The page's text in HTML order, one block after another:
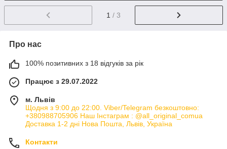
1 / 3
Про нас
100% позитивних з 18 відгуків за рік
Працює з 29.07.2022
м. Львів
Щодня з 9:00 до 22:00. Viber/Telegram безкоштовно:
+380988705906 Наш Інстаграм : @all_original_comua
Доставка 1-2 дні Нова Пошта, Львів, Україна
Контакти